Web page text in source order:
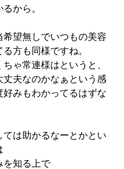
から。
希望無しでいつもの美容
方も同様ですね。
ゃ常連様はというと、
丈夫なのかなぁという感
好みもわかってるはずな
ては助かるなーとかとい
を知る上で